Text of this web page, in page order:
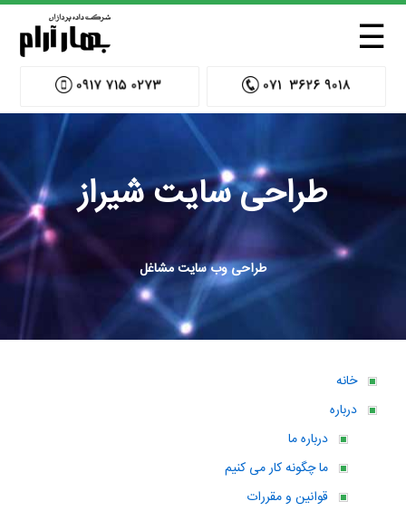
☰
طراحی سایت شیراز
طراحی وب سایت مشاغل
خانه
درباره
درباره ما
ما چگونه کار می کنیم
قوانین و مقررات